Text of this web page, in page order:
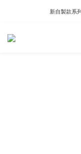
新自製款系
新自製款系
門